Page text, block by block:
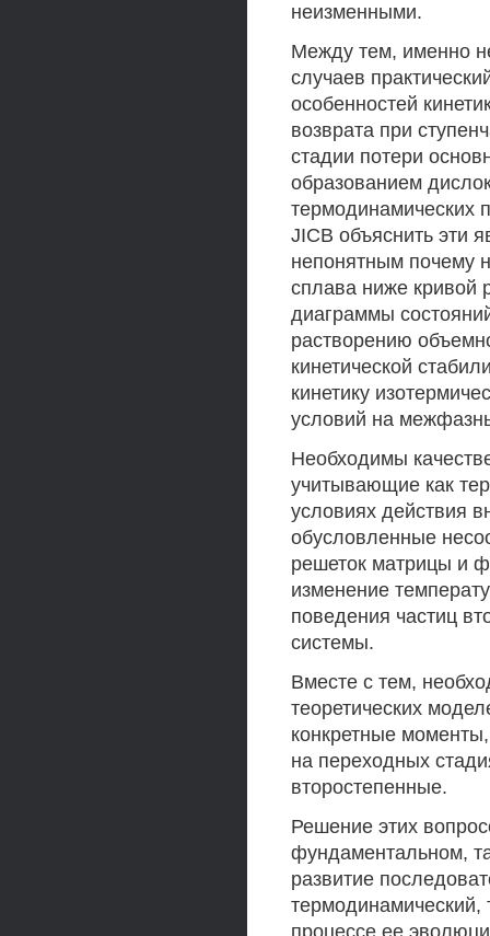
неизменными.
Между тем, именно
случаев
особенностей
возврата при
стадии потери
образованием
термодинамических
JICB объяснить эти
непонятным почему
сплава ниже кривой
диаграммы
растворению
кинетической
кинетику
условий на
Необходимы
учитывающие как
условиях действия
обусловленные
решеток матрицы и
изменение
поведения частиц
системы.
Вместе с тем,
теоретических
конкретные
на переходных
второстепенные.
Решение этих
фундаментальном,
развитие
термодинамический,
процессе ее